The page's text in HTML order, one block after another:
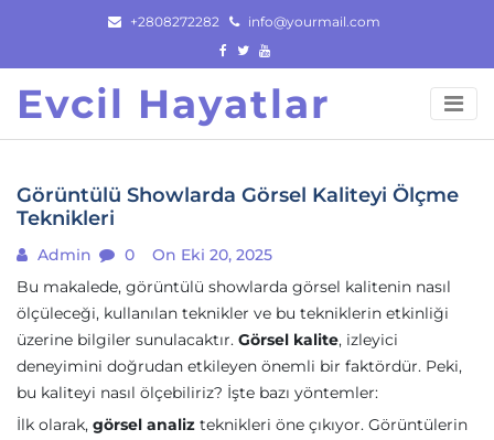
content
+2808272282 info@yourmail.com
Evcil Hayatlar
Görüntülü Showlarda Görsel Kaliteyi Ölçme
Teknikleri
Admin 0
On Eki 20, 2025
Bu makalede, görüntülü showlarda görsel kalitenin nasıl
ölçüleceği, kullanılan teknikler ve bu tekniklerin etkinliği
üzerine bilgiler sunulacaktır. Görsel kalite, izleyici
deneyimini doğrudan etkileyen önemli bir faktördür. Peki,
bu kaliteyi nasıl ölçebiliriz? İşte bazı yöntemler:
İlk olarak, görsel analiz teknikleri öne çıkıyor. Görüntülerin